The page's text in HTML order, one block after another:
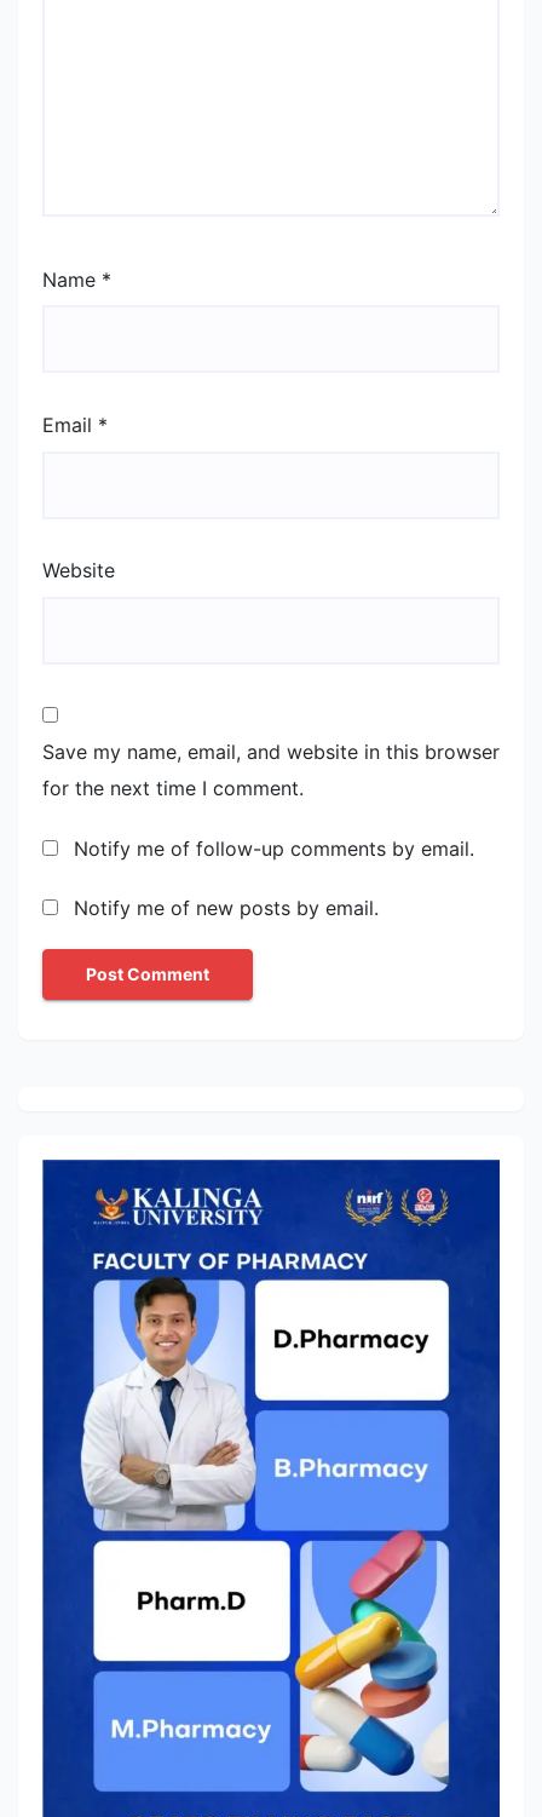
Name *
Email *
Website
Save my name, email, and website in this browser
for the next time I comment.
Notify me of follow-up comments by email.
Notify me of new posts by email.